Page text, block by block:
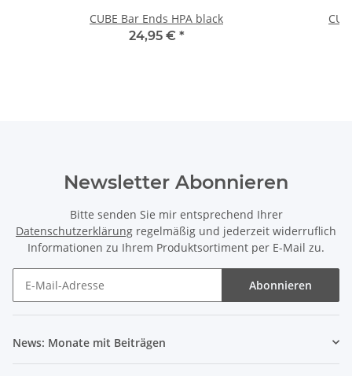
CUBE Bar Ends HPA black
24,95 € *
Newsletter Abonnieren
Bitte senden Sie mir entsprechend Ihrer
Datenschutzerklärung regelmäßig und jederzeit widerruflich
Informationen zu Ihrem Produktsortiment per E-Mail zu.
Abonnieren
News: Monate mit Beiträgen